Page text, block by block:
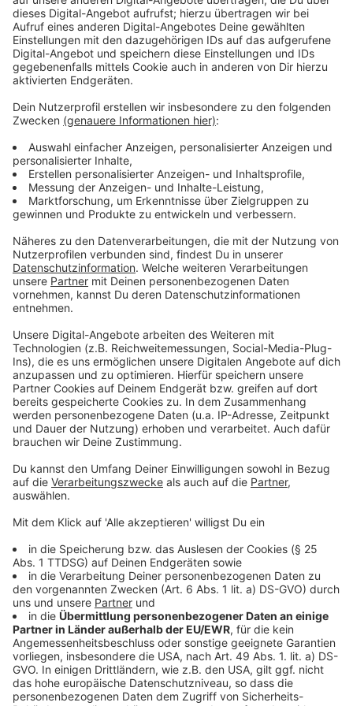
Anzeige
Zusammen mit Oliver Dienst, dem Geschäftsführer der
MaxMo Apotheken, haben sie nach einem Wirkstoff
gegen diese seltene Krankheit gesucht und
tatsächlich einen gefunden. Allerdings dürfen neu
entdeckte Wirkstoffe nicht einfach einem Menschen
verabreicht werden. Damit würde man sich strafbar
machen: "Zuerst muss man nachweisen, dass die
Substanz nicht giftig ist. Dann braucht man die
Genehmigung für eine sogenannte Off-Label-Studie,
also eine Studie, die außerhalb der Norm durchgeführt
werden kann", sagt Oliver Dienst. Zusammen mit der
Uniklinik Gießen wird diese Studie jetzt durchgeführt.
Anzeige
Seit einigen Monaten bekommt Mila den Wirkstoff
und es geht ihr besser. Sie ist aufmerksamer,
konzentrierter und wesentlich fitter. Sie lächelt auch
seitdem wieder, sagen ihre Eltern. Schon entstandene
Schäden kann der Wirkstoff bei Mila nicht beheben,
aber er kann verhindern, dass die Krankheit weiter
fortschreitet. Milas Eltern und Apotheker Oliver Dienst
wollen jetzt erreichen, dass der Wirkstoff als
wird das kosten. Spenden und Sponsoren sollen dabei
helfen, die Summe zusammenzubekommen.
Mehr Infos findet ihr hier.
Anzeige